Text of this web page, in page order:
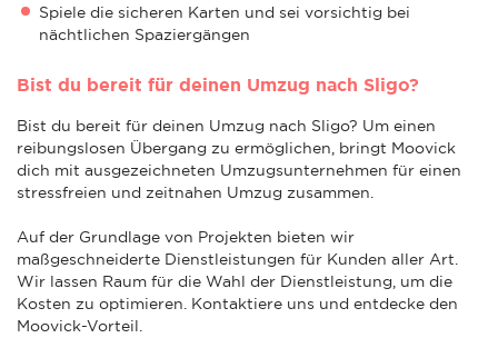
Spiele die sicheren Karten und sei vorsichtig bei
nächtlichen Spaziergängen
Bist du bereit für deinen Umzug nach Sligo?
Bist du bereit für deinen Umzug nach Sligo? Um einen
reibungslosen Übergang zu ermöglichen, bringt Moovick
dich mit ausgezeichneten Umzugsunternehmen für einen
stressfreien und zeitnahen Umzug zusammen.
Auf der Grundlage von Projekten bieten wir
maßgeschneiderte Dienstleistungen für Kunden aller Art.
Wir lassen Raum für die Wahl der Dienstleistung, um die
Kosten zu optimieren. Kontaktiere uns und entdecke den
Moovick-Vorteil.